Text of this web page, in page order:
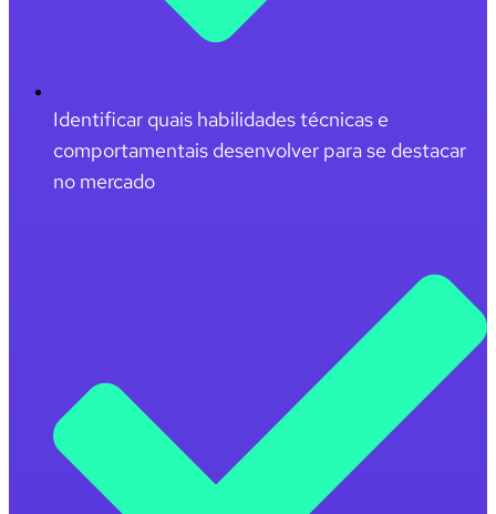
Identificar quais habilidades técnicas e
comportamentais desenvolver para se destacar
no mercado